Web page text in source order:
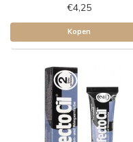
€4,25
Kopen